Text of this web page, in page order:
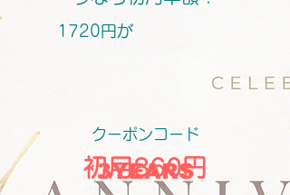
1720円が​
初月860円
​クーポンコード​​
3YEARS